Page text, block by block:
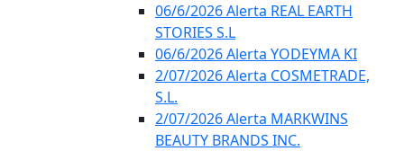
06/6/2026 Alerta REAL EARTH
STORIES S.L
06/6/2026 Alerta YODEYMA KI
2/07/2026 Alerta COSMETRADE,
S.L.
2/07/2026 Alerta MARKWINS
BEAUTY BRANDS INC.